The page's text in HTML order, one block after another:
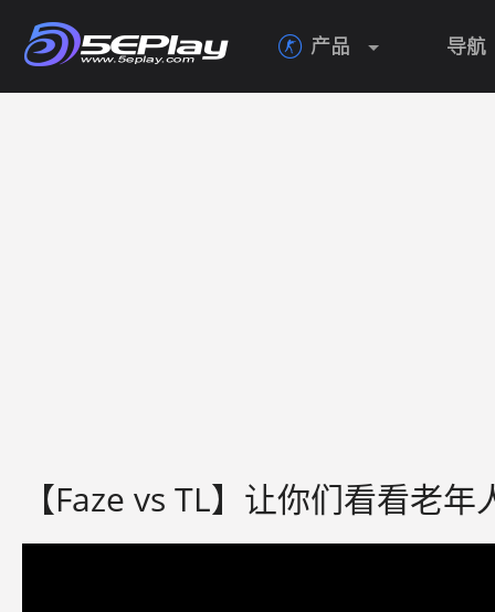
 产品 导航
【Faze vs TL】让你们看看老